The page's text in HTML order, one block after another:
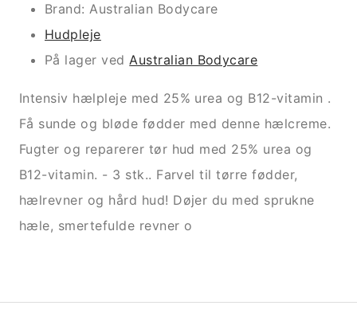
Brand: Australian Bodycare
Hudpleje
På lager vedAustralian Bodycare
Intensiv hælpleje med 25% urea og B12-vitamin .
Få sunde og bløde fødder med denne hælcreme.
Fugter og reparerer tør hud med 25% urea og
B12-vitamin. - 3 stk.. Farvel til tørre fødder,
hælrevner og hård hud! Døjer du med sprukne
hæle, smertefulde revner o